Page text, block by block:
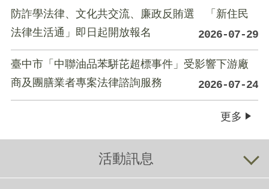
防詐學法律、文化共交流、廉政反賄選 「新住民
法律生活通」即日起開放報名
2026-07-29
臺中市「中聯油品苯駢芘超標事件」受影響下游廠
商及團膳業者專案法律諮詢服務
2026-07-24
更多
活動訊息